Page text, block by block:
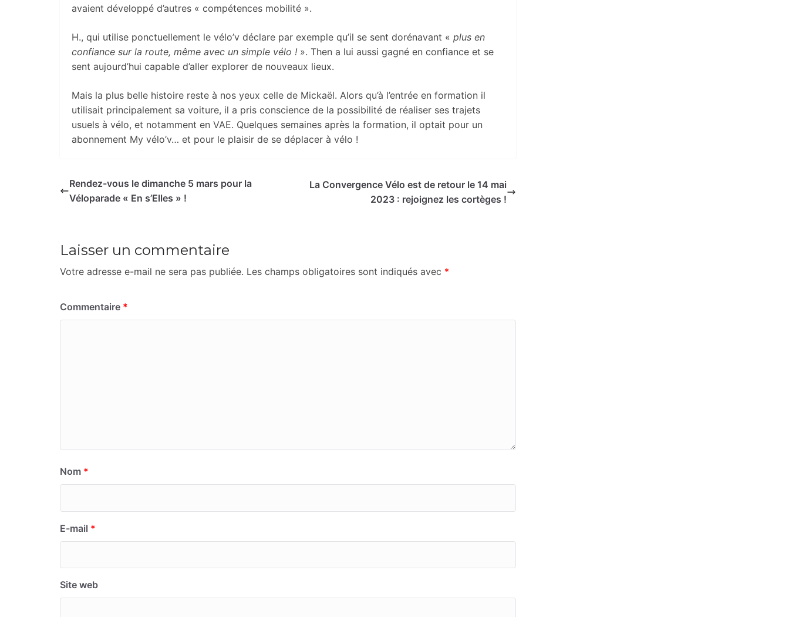
avaient développé d’autres « compétences mobilité ».
H., qui utilise ponctuellement le vélo’v déclare par exemple qu’il se sent dorénavant « plus en
confiance sur la route, même avec un simple vélo ! ». Then a lui aussi gagné en confiance et se
sent aujourd’hui capable d’aller explorer de nouveaux lieux.
Mais la plus belle histoire reste à nos yeux celle de Mickaël. Alors qu’à l’entrée en formation il
utilisait principalement sa voiture, il a pris conscience de la possibilité de réaliser ses trajets
usuels à vélo, et notamment en VAE. Quelques semaines après la formation, il optait pour un
abonnement My vélo’v… et pour le plaisir de se déplacer à vélo !
Rendez-vous le dimanche 5 mars pour la
Véloparade « En s’Elles » !
La Convergence Vélo est de retour le 14 mai
2023 : rejoignez les cortèges !
Laisser un commentaire
Votre adresse e-mail ne sera pas publiée. Les champs obligatoires sont indiqués avec *
Commentaire *
Nom *
E-mail *
Site web